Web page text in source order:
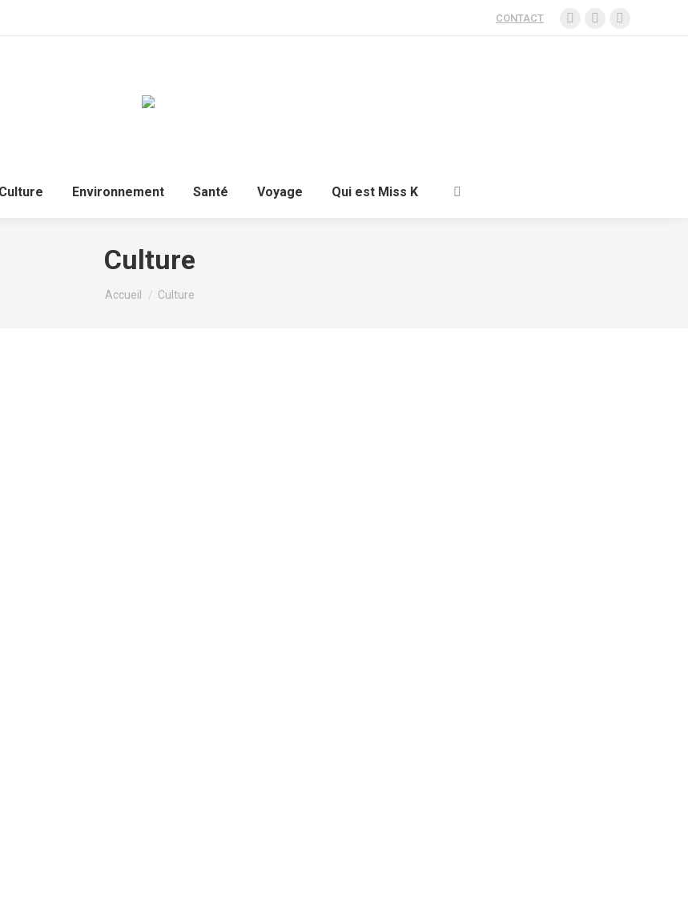
CONTACT
Culture Environnement Santé Voyage Qui est Miss K
Culture
Vous êtes ici :
Accueil Culture